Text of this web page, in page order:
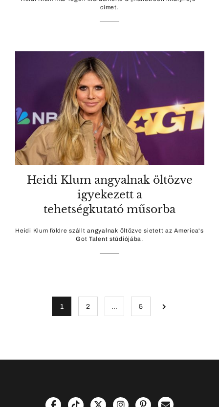
címet.
Heidi Klum angyalnak öltözve
igyekezett a
tehetségkutató műsorba
Heidi Klum földre szállt angyalnak öltözve sietett az America's
Got Talent stúdiójába.
1 2 … 5